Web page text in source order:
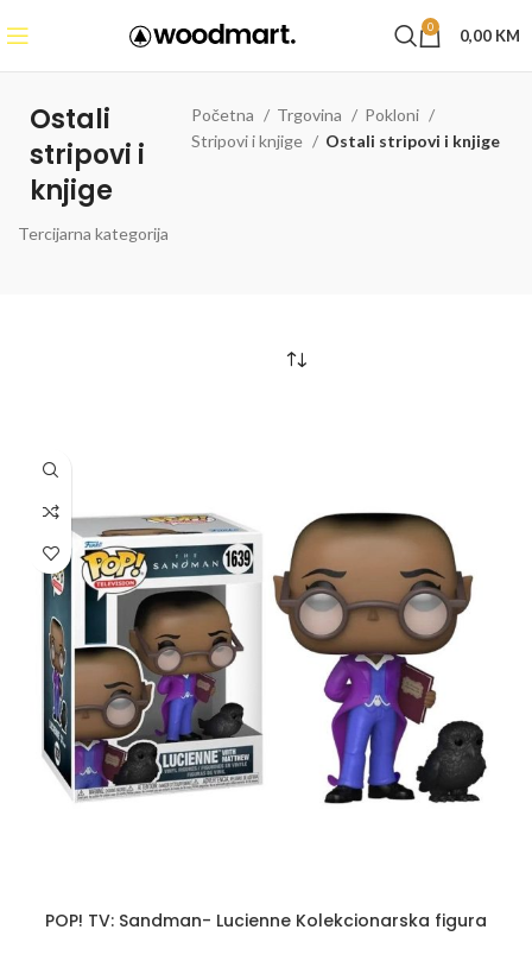
0 0,00 KM
Ostali
stripovi i
knjige
Početna Trgovina
Pokloni
Stripovi i knjige
Ostali stripovi i knjige
Tercijarna kategorija
POP! TV: Sandman- Lucienne Kolekcionarska figura